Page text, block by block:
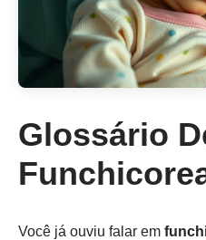
Glossário
Você já ouviu falar em